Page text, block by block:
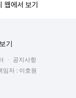
웹에서 보기
기
공지사항
임자 : 이호원